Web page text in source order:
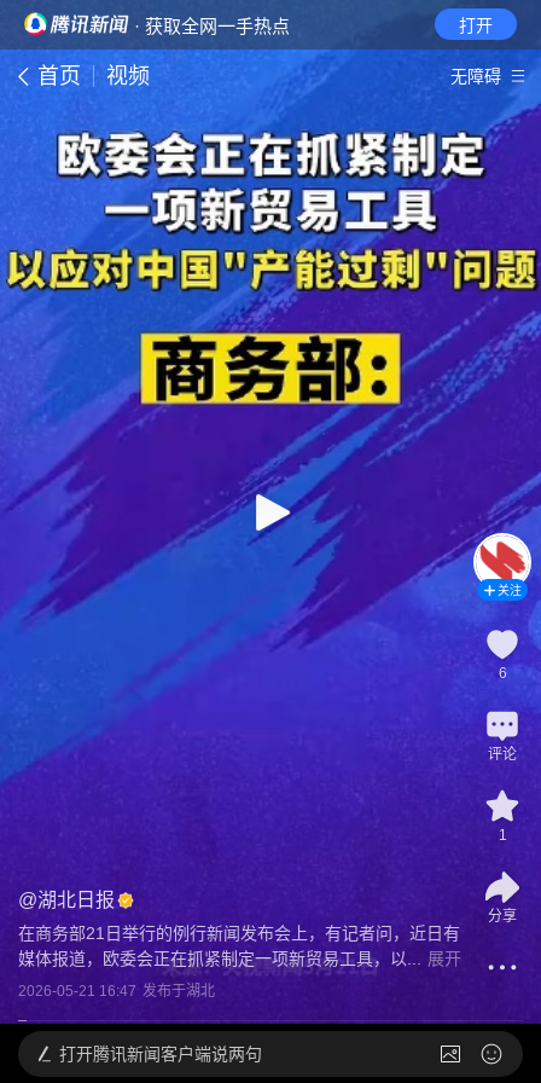
· 获取全网一手热点 打开
首页 视频 无障碍
@湖北日报
在商务部21日举行的例行新闻发布会上，有记者问，近日有
媒体报道，欧委会正在抓紧制定一项新贸易工具，以...
展开
2026-05-21 16:47 发布于湖北
关注
6
评论
1
分享
打开腾讯新闻客户端说两句